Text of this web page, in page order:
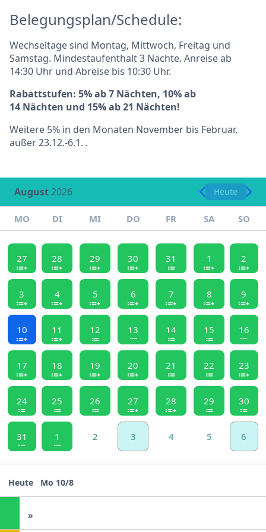
Belegungsplan/Schedule:
Wechseltage sind Montag, Mittwoch, Freitag und
Samstag. Mindestaufenthalt 3 Nächte. Anreise ab
14:30 Uhr und Abreise bis 10:30 Uhr.
Rabattstufen: 5% ab 7 Nächten, 10% ab
14 Nächten und 15% ab 21 Nächten!
Weitere 5% in den Monaten November bis Februar,
außer 23.12.-6.1. .
August2026 Heute
MO DI MI DO FR SA SO
27 28 29 30 31 1 2
3 4 5 6 7 8 9
10 11 12 13 14 15 16
17 18 19 20 21 22 23
24 25 26 27 28 29 30
31 1 2 3 4 5 6
Heute Mo 10/8
»